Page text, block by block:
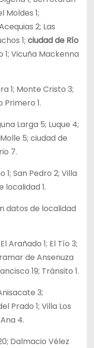
Moldes 1;
2; Las
1; ciudad de Río
1; Vicuña Mackenna
1; Monte Cristo 3;
Primero 1.
Larga 5; Luque 4;
5; ciudad de
7.
1; San Pedro 2; Villa
localidad 1.
datos de localidad
Arañado 1; El Tío 3;
de Ansenuza
19; Tránsito 1.
3;
Prado 1; Villa Los
4.
Dalmacio Vélez